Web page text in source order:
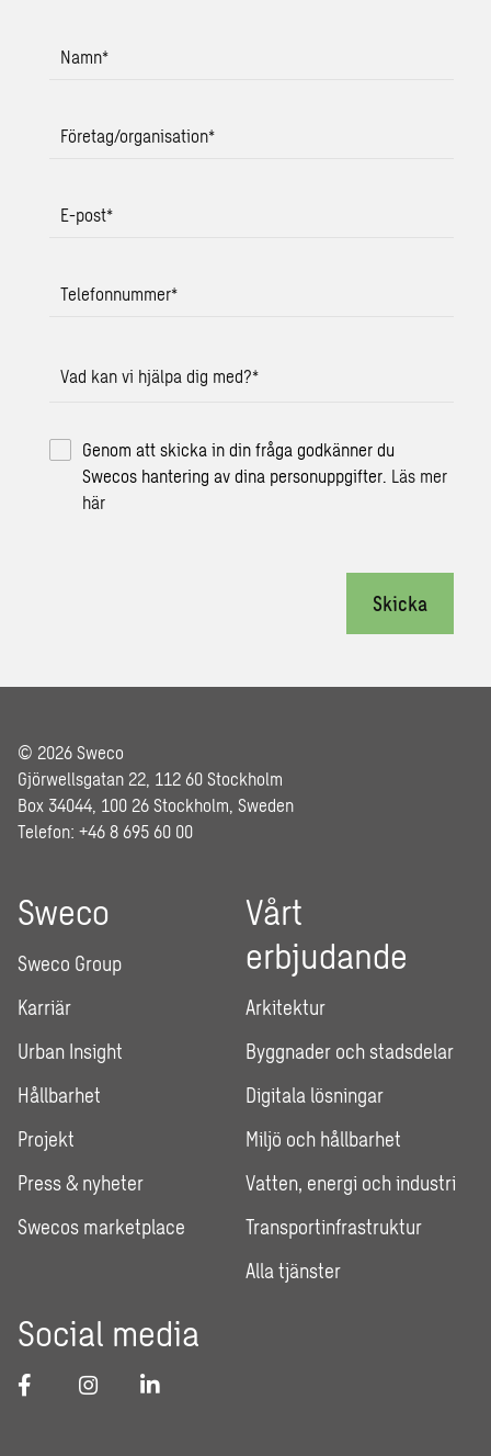
Namn*
Företag/organisation*
E-post*
Telefonnummer*
Vad kan vi hjälpa dig med?*
Genom att skicka in din fråga godkänner du
Swecos hantering av dina personuppgifter. Läs mer
här
Skicka
© 2026 Sweco
Gjörwellsgatan 22, 112 60 Stockholm
Box 34044, 100 26 Stockholm, Sweden
Telefon: +46 8 695 60 00
Sweco
Sweco Group
Karriär
Urban Insight
Hållbarhet
Projekt
Press & nyheter
Swecos marketplace
Vårt
erbjudande
Arkitektur
Byggnader och stadsdelar
Digitala lösningar
Miljö och hållbarhet
Vatten, energi och industri
Transportinfrastruktur
Alla tjänster
Social media